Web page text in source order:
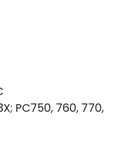
PC750, 760, 770,